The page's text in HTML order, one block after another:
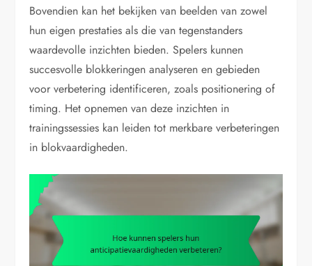
Bovendien kan het bekijken van beelden van zowel
hun eigen prestaties als die van tegenstanders
waardevolle inzichten bieden. Spelers kunnen
succesvolle blokkeringen analyseren en gebieden
voor verbetering identificeren, zoals positionering of
timing. Het opnemen van deze inzichten in
trainingssessies kan leiden tot merkbare verbeteringen
in blokvaardigheden.